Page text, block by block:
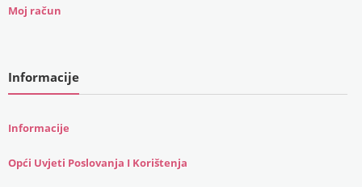
Moj račun
Informacije
Informacije
Opći Uvjeti Poslovanja I Korištenja